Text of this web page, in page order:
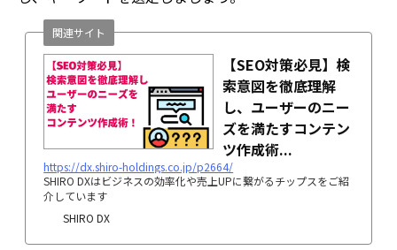
【SEO対策必見】検
索意図を徹底理解
し、ユーザーのニー
ズを満たすコンテン
ツ作成術...
https://dx.shiro-holdings.co.jp/p2664/
SHIRO DXはビジネスの効率化や売上UPに繋がるチップスをご紹
介しています
SHIRO DX
関連サイト